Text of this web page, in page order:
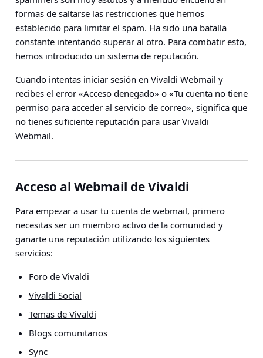
formas de saltarse las restricciones que hemos
establecido para limitar el spam. Ha sido una batalla
constante intentando superar al otro. Para combatir esto,
hemos introducido un sistema de reputación.
Cuando intentas iniciar sesión en Vivaldi Webmail y
recibes el error «Acceso denegado» o «Tu cuenta no tiene
permiso para acceder al servicio de correo», significa que
no tienes suficiente reputación para usar Vivaldi
Webmail.
Acceso al Webmail de Vivaldi
Para empezar a usar tu cuenta de webmail, primero
necesitas ser un miembro activo de la comunidad y
ganarte una reputación utilizando los siguientes
servicios:
Foro de Vivaldi
Vivaldi Social
Temas de Vivaldi
Blogs comunitarios
Sync